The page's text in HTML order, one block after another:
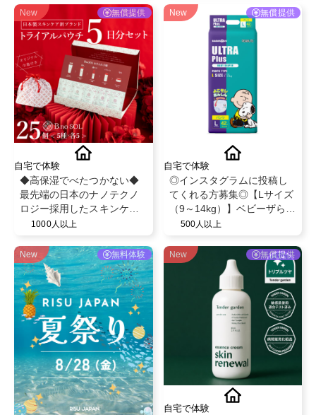
New 無償提供
自宅で体験
◆高保湿でべたつかない◆
最先端の日本のナノテクノ
ロジー採用したスキンケア/
最大8つのフリー処方
アルセット5日分】
1000人以上
New 無償提供
自宅で体験
◎インスタグラムに投稿し
てくれる方募集◎【Lサイズ
（9～14kg）】ベビーザらス
限定！ベビー紙おむつパン
ベビー育児用品◎
500人以上
New 無料体験 New 無償提供
自宅で体験